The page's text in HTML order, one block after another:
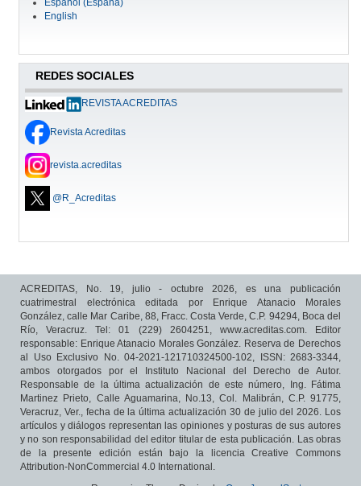
English
REDES SOCIALES
REVISTA ACREDITAS
Revista Acreditas
revista.acreditas
@R_Acreditas
ACREDITAS, No. 19, julio - octubre 2026, es una publicación
cuatrimestral electrónica editada por Enrique Atanacio Morales
González, calle Mar Caribe, 88, Fracc. Costa Verde, C.P. 94294, Boca del
Río, Veracruz. Tel: 01 (229) 2604251, www.acreditas.com. Editor
responsable: Enrique Atanacio Morales González. Reserva de Derechos
al Uso Exclusivo No. 04-2021-121710324500-102, ISSN: 2683-3344,
ambos otorgados por el Instituto Nacional del Derecho de Autor.
Responsable de la última actualización de este número, Ing. Fátima
Martinez Prieto, Calle Aguamarina, No.13, Col. Malibrán, C.P. 91775,
Veracruz, Ver., fecha de la última actualización 30 de julio del 2026. Los
artículos y diálogos representan las opiniones y posturas de sus autores
y no son responsabilidad del editor titular de esta publicación. Las obras
de la presente edición están bajo la licencia Creative Commons
Attribution-NonCommercial 4.0 International.